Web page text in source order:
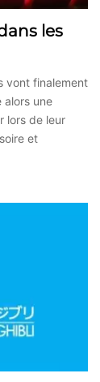
les
vont finalement
alors une
lors de leur
et